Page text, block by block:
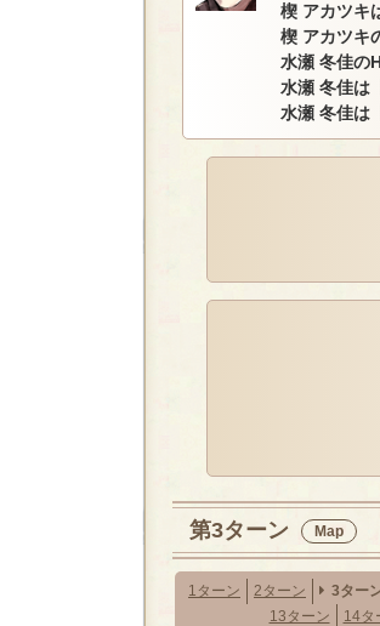
楔 アカツキ
楔 アカツキ
水瀬 冬佳の
水瀬 冬佳は
水瀬 冬佳は
第3ターン Map
1ターン 2ターン 3ター
13ターン
14タ